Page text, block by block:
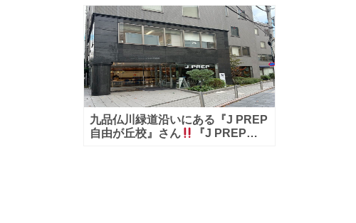
九品仏川緑道沿いにある『J PREP
自由が丘校』さん
『J PREP』